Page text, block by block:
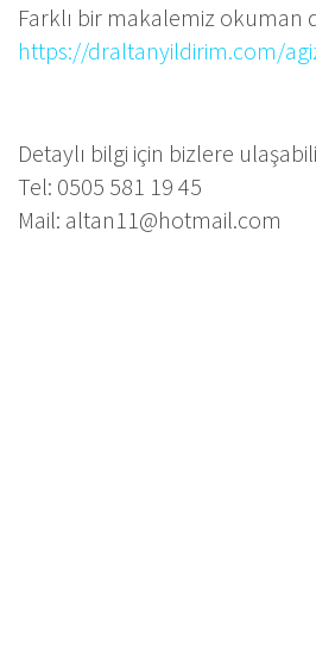
Farklı bir makalemiz okuman
https://draltanyildirim.com/
Detaylı bilgi için bizlere
Tel: 0505 581 19 45
Mail: altan11@hotmail.com